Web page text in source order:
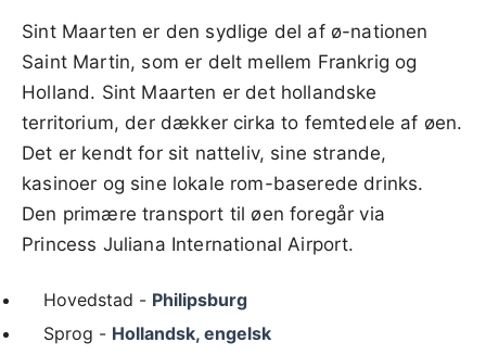
Sint Maarten er den sydlige del af ø-nationen
Saint Martin, som er delt mellem Frankrig og
Holland. Sint Maarten er det hollandske
territorium, der dækker cirka to femtedele af øen.
Det er kendt for sit natteliv, sine strande,
kasinoer og sine lokale rom-baserede drinks.
Den primære transport til øen foregår via
Princess Juliana International Airport.
Hovedstad - Philipsburg
Sprog - Hollandsk, engelsk